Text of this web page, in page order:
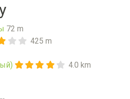
72 m
425 m
4.0 km